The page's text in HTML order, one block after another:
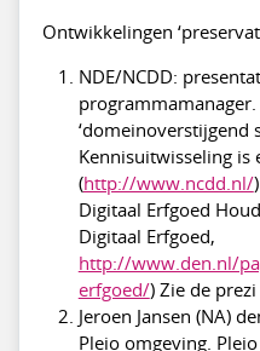
Ontwikkelingen
NDE/NCDD:
‘domeinoverstijgend
Kennisuitwisseling is
(http://www.ncdd.nl/
Digitaal Erfgoed
Digitaal Erfgoed,
http://www.den.nl/
erfgoed/) Zie de
Jeroen Jansen (NA)
Pleio omgeving.